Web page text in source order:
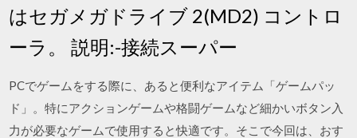
はセガメガドライブ 2(MD2) コントロ
ーラ。 説明:-接続スーパー
PCでゲームをする際に、あると便利なアイテム「ゲームパッ
ド」。特にアクションゲームや格闘ゲームなど細かいボタン入
力が必要なゲームで使用すると快適です。そこで今回は、おす